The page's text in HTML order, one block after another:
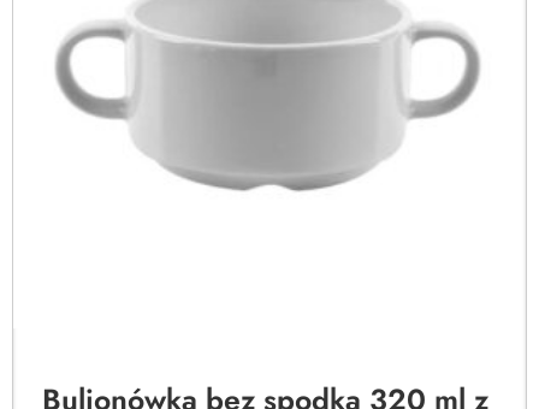
Bulionówka bez spodka 320 ml z